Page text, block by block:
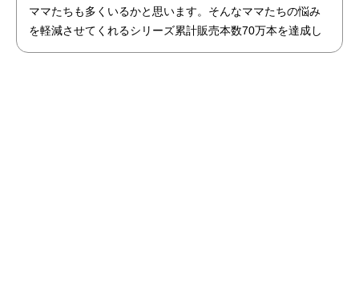
ママたちも多くいるかと思います。そんなママたちの悩み
を軽減させてくれるシリーズ累計販売本数70万本を達成し
た商品「アトピッグ」と「敏感肌用石鹸ホイップソープ」